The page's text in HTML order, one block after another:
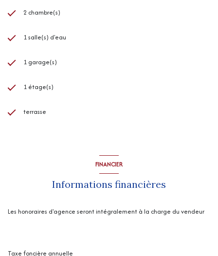
2 chambre(s)
1 salle(s) d'eau
1 garage(s)
1 étage(s)
terrasse
FINANCIER
Informations financières
Les honoraires d'agence seront intégralement à la charge du vendeur
Taxe foncière annuelle